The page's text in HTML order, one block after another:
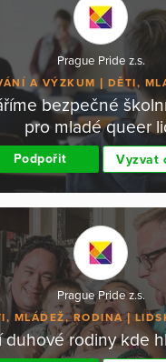
Prague Pride z.s.
A VÝZKUM DĚTI,
bezpečné
pro mladé queer
Podpořit Vyzvat
Prague Pride z.s.
MLÁDEŽ, RODINA
duhové rodiny kde